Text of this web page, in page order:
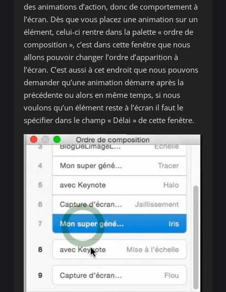
des animations d’action, donc de comportement à
l’écran. Dès que vous placez une animation sur un
élément, celui-ci rentre dans la palette « ordre de
composition », c’est dans cette fenêtre que nous
allons pouvoir changer l’ordre d’apparition à
l’écran. C’est aussi à cet endroit que nous pouvons
demander qu’une animation démarre après la
précédente ou alors en même temps, si nous
voulons qu’un élément reste à l’écran il faut le
spécifier dans le champ « Délai » de cette fenêtre.